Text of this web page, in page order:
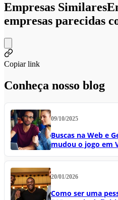
Empresas Similares
empresas parecidas
Copiar link
Conheça nosso blog
09/10/2025
Buscas na Web e
mudou o jogo em
20/01/2026
Como ser uma